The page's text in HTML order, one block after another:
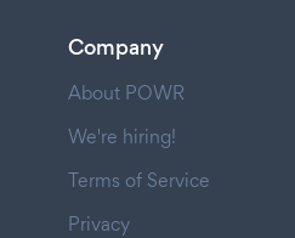
Company
About POWR
We're hiring!
Terms of Service
Privacy